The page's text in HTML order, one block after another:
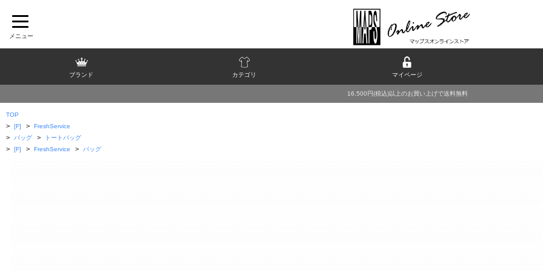
ブランド カテゴリ マイページ
16,500円(税込)以上のお買い上げで送料無料
TOP
> [F] > FreshService
> バッグ > トートバッグ
> [F] > FreshService > バッグ